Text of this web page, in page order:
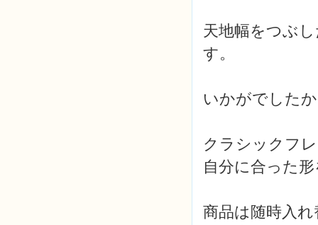
天地幅をつぶ
す。
いかがでした
クラシックフ
自分に合った
商品は随時入